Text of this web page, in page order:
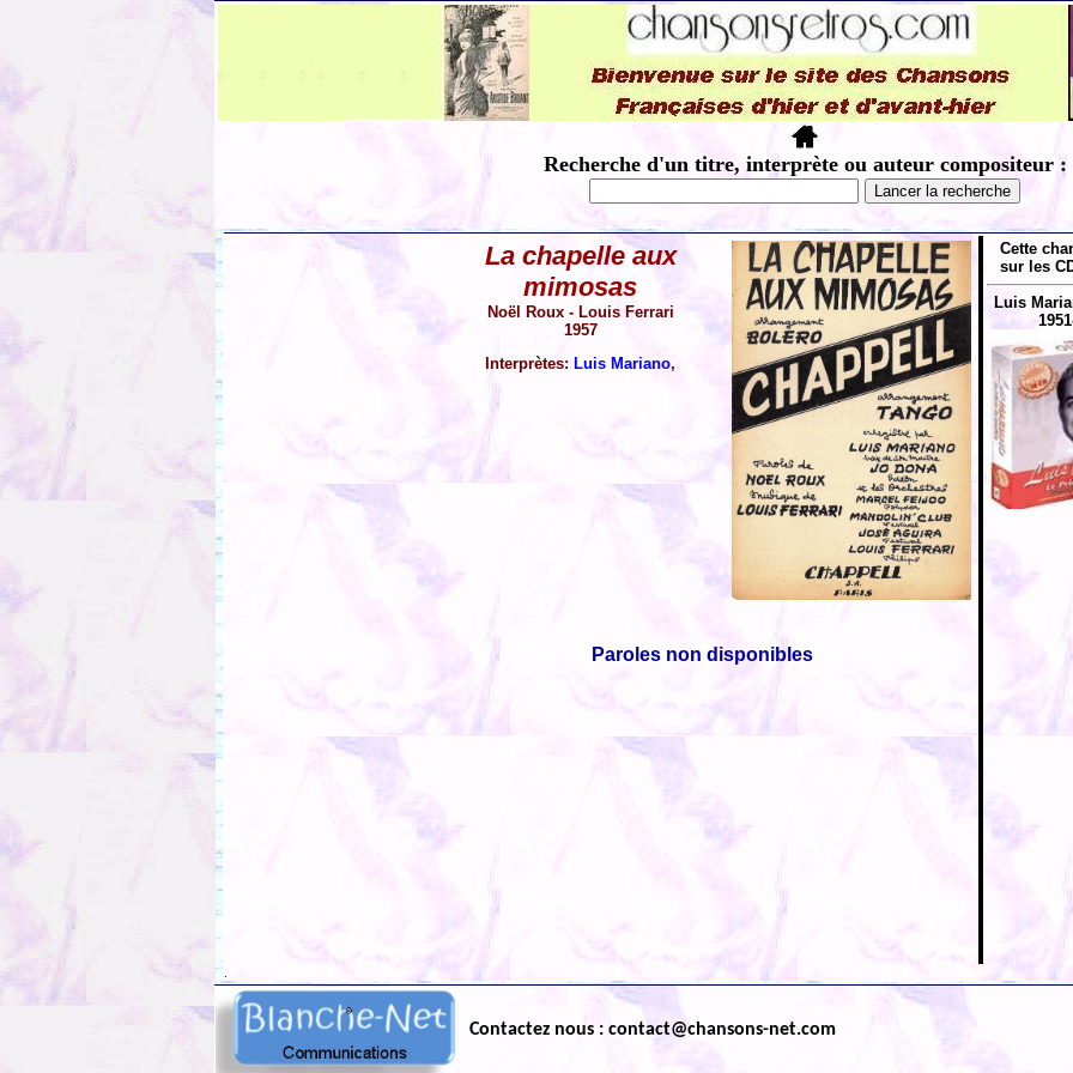
Recherche d'un titre, interprète ou auteur compositeur :
La chapelle aux
mimosas
Noël Roux - Louis Ferrari
1957
Interprètes: Luis Mariano,
Paroles non disponibles
Cette
sur les
Luis
Contactez nous : contact@chansons-net.com